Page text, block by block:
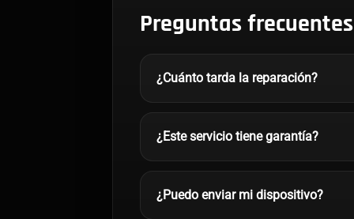
Preguntas frecuentes
¿Cuánto tarda la reparación?
¿Este servicio tiene garantía?
¿Puedo enviar mi dispositivo?